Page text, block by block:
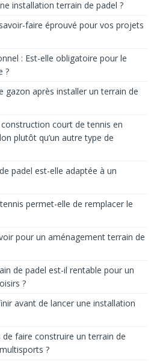
installation terrain de padel ?
savoir-faire éprouvé pour vos projets
: Est-elle obligatoire pour le
?
gazon après installer un terrain de
court de tennis en
plutôt qu’un autre type de
padel est-elle adaptée à un
permet-elle de remplacer le
pour un aménagement terrain de
de padel est-il rentable pour un
?
avant de lancer une installation
faire construire un terrain de
?